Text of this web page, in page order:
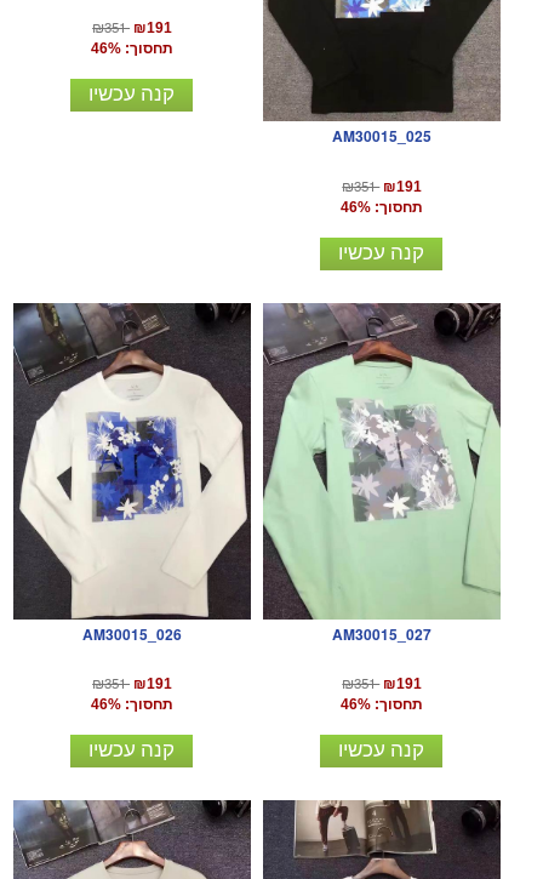
₪351 ₪191
תחסוך: 46%
קנה עכשיו
AM30015_025
₪351 ₪191
תחסוך: 46%
קנה עכשיו
AM30015_026
₪351 ₪191
תחסוך: 46%
קנה עכשיו
AM30015_027
₪351 ₪191
תחסוך: 46%
קנה עכשיו